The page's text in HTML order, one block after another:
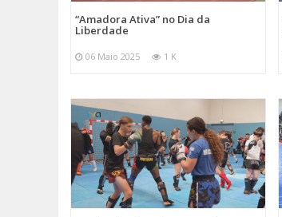
“Amadora Ativa” no Dia da
Liberdade
06 Maio 2025 1 K